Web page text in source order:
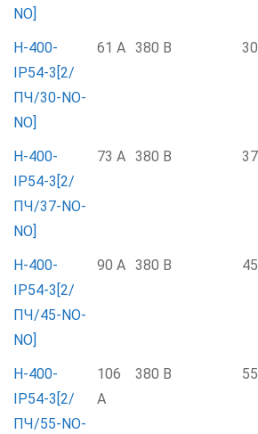
NO]
Н-400-
IP54-3[2/
ПЧ/30-NO-
NO]
61 А 380 В
Н-400-
IP54-3[2/
ПЧ/37-NO-
NO]
73 А 380 В
Н-400-
IP54-3[2/
ПЧ/45-NO-
NO]
90 А 380 В
Н-400-
IP54-3[2/
ПЧ/55-NO-
106
А
380 В